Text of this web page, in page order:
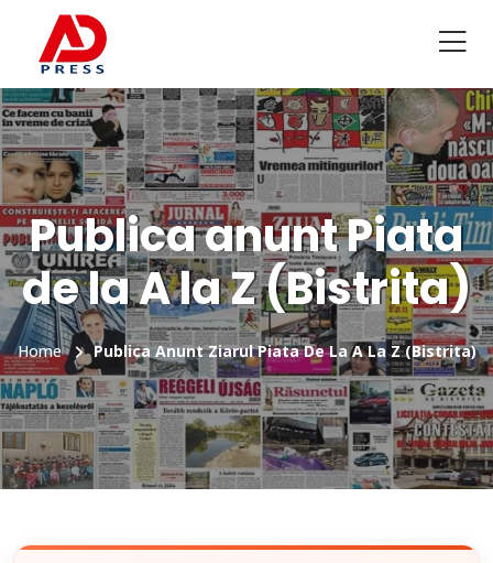
Publica anunt Piata
de la A la Z (Bistrita)
Home Publica Anunt Ziarul Piata De La A La Z (Bistrita)